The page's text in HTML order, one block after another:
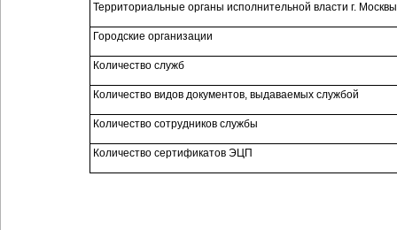
Территориальные органы исполнительной власти г. Москвы
Городские организации
Количество служб
Количество видов документов, выдаваемых службой
Количество сотрудников службы
Количество сертификатов ЭЦП